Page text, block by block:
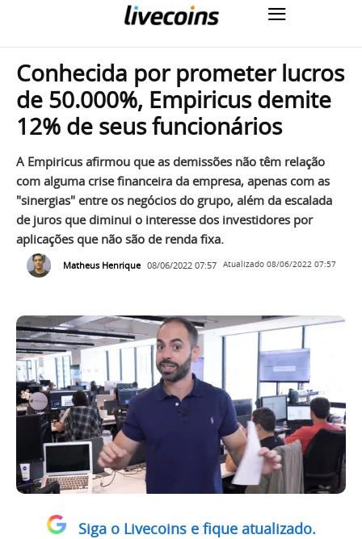
Conhecida por prometer lucros
de 50.000%, Empiricus demite
12% de seus funcionários
A Empiricus afirmou que as demissões não têm relação
com alguma crise financeira da empresa, apenas com as
"sinergias" entre os negócios do grupo, além da escalada
de juros que diminui o interesse dos investidores por
aplicações que não são de renda fixa.
Matheus Henrique 08/06/2022 07:57 Atualizado 08/06/2022 07:57
Siga o Livecoins e fique atualizado.